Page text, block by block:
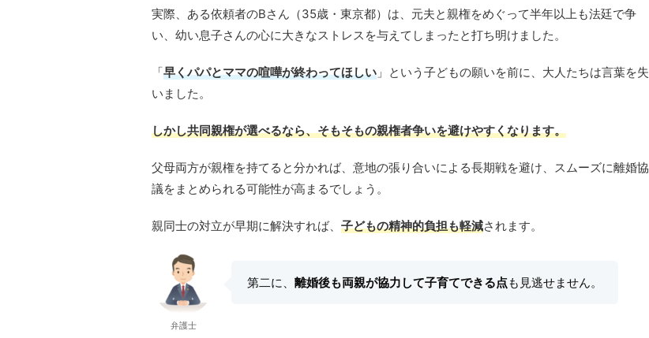
実際、ある依頼者のBさん（35歳・東京都）は、元夫と親権をめぐって半年以上も法廷で争
い、幼い息子さんの心に大きなストレスを与えてしまったと打ち明けました。
「早くパパとママの喧嘩が終わってほしい 」という子どもの願いを前に、大人たちは言葉を失
いました。
しかし共同親権が選べるなら、そもそもの親権者争いを避けやすくなります。
父母両方が親権を持てると分かれば、意地の張り合いによる長期戦を避け、スムーズに離婚協
議をまとめられる可能性が高まるでしょう。
親同士の対立が早期に解決すれば、 子どもの精神的負担も軽減されます。
弁護士
第二に、 離婚後も両親が協力して子育てできる点も見逃せません。